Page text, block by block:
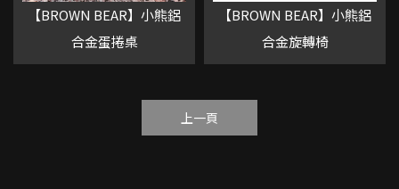
【BROWN BEAR】小熊鋁
合金蛋捲桌
【BROWN BEAR】小熊鋁
合金旋轉椅
上一頁